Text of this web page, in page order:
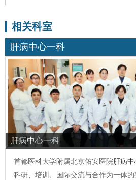
相关科室
肝病中心一科
肝病中心一科
首都医科大学附属北京佑安医院肝病
科研、培训、国际交流与合作为一体